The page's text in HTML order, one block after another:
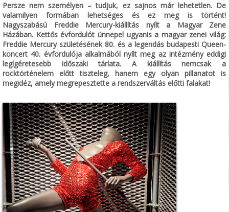
Persze nem személyen – tudjuk, ez sajnos már lehetetlen. De
valamilyen formában lehetséges és ez meg is történt!
Nagyszabású Freddie Mercury-kiállítás nyílt a Magyar Zene
Házában. Kettős évfordulót ünnepel ugyanis a magyar zenei világ:
Freddie Mercury születésének 80. és a legendás budapesti Queen-
koncert 40. évfordulója alkalmából nyílt meg az intézmény eddigi
legígéretesebb időszaki tárlata. A kiállítás nemcsak a
rocktörténelem előtt tiszteleg, hanem egy olyan pillanatot is
megidéz, amely megrepesztette a rendszerváltás előtti falakat!